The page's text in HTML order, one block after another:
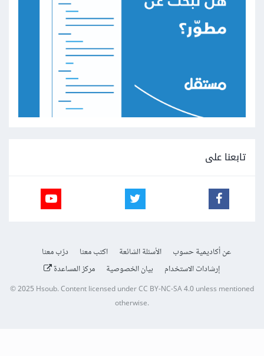
تابعنا على
عن أكاديمية حسوب الأسئلة الشائعة اكتب معنا
درّب معنا
إرشادات الاستخدام
بيان الخصوصية مركز المساعدة
© 2025 Hsoub.Content licensed underCC BY-NC-SA 4.0unless mentioned
otherwise.